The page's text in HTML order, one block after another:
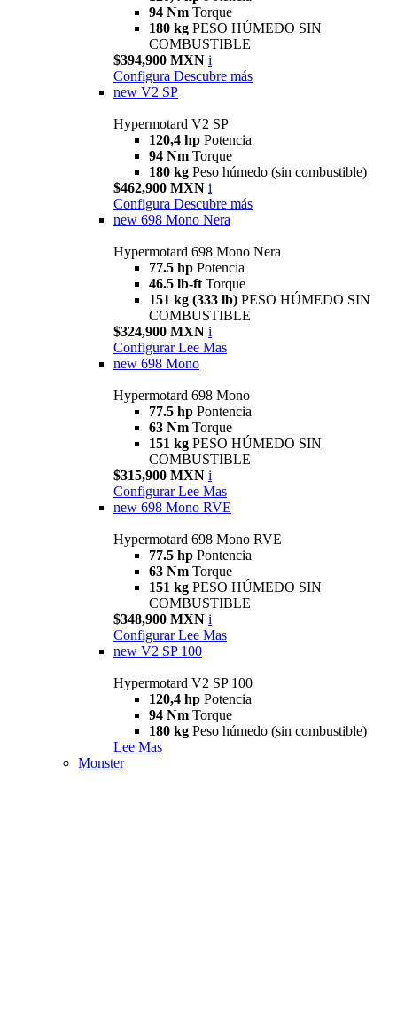
94 Nm Torque
180 kg PESO HÚMEDO SIN
COMBUSTIBLE
$394,900 MXN i
Configura Descubre más
new V2 SP
Hypermotard V2 SP
120,4 hp Potencia
94 Nm Torque
180 kg Peso húmedo (sin combustible)
$462,900 MXN i
Configura Descubre más
new 698 Mono Nera
Hypermotard 698 Mono Nera
77.5 hp Potencia
46.5 lb-ft Torque
151 kg (333 lb) PESO HÚMEDO SIN
COMBUSTIBLE
$324,900 MXN i
Configurar Lee Mas
new 698 Mono
Hypermotard 698 Mono
77.5 hp Pontencia
63 Nm Torque
151 kg PESO HÚMEDO SIN
COMBUSTIBLE
$315,900 MXN i
Configurar Lee Mas
new 698 Mono RVE
Hypermotard 698 Mono RVE
77.5 hp Pontencia
63 Nm Torque
151 kg PESO HÚMEDO SIN
COMBUSTIBLE
$348,900 MXN i
Configurar Lee Mas
new V2 SP 100
Hypermotard V2 SP 100
120,4 hp Potencia
94 Nm Torque
180 kg Peso húmedo (sin combustible)
Lee Mas
Monster